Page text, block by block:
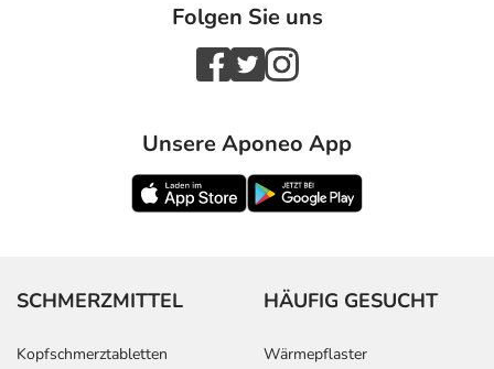
Folgen Sie uns
Unsere Aponeo App
SCHMERZMITTEL
Kopfschmerztabletten
HÄUFIG GESUCHT
Wärmepflaster